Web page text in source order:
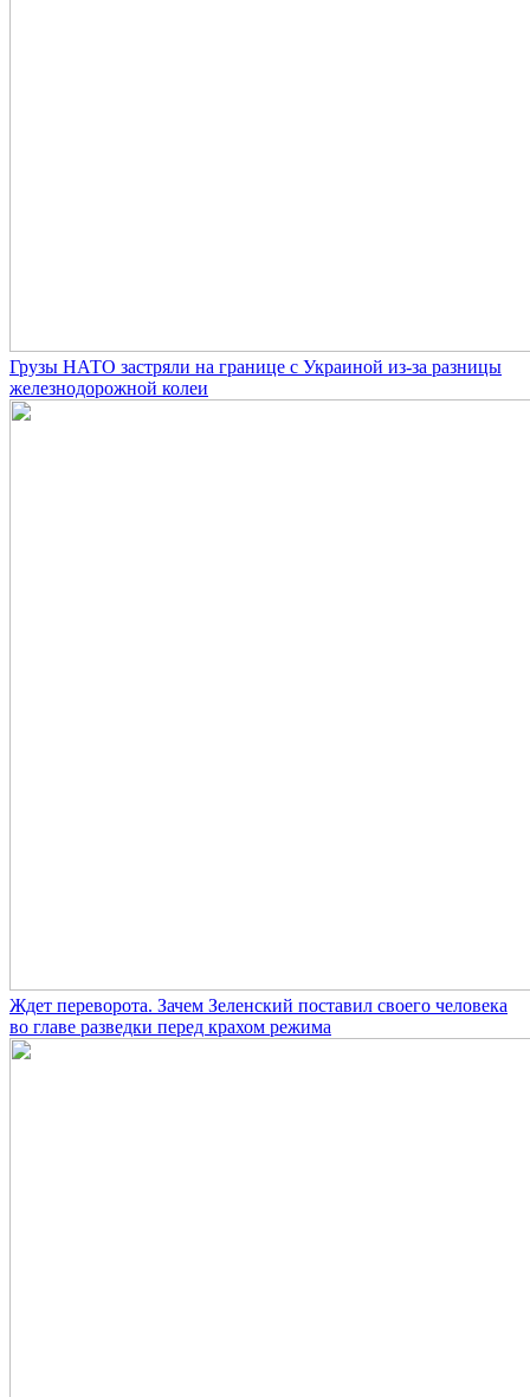
Грузы НАТО застряли на границе с Украиной из-за разницы
железнодорожной колеи
Ждет переворота. Зачем Зеленский поставил своего человека
во главе разведки перед крахом режима